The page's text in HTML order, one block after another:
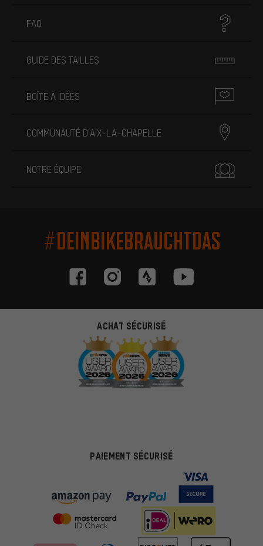
FAQ
GUIDE DES TAILLES
BOÎTE À IDÉES
COMMUNAUTÉ D'AIX-LA-CHAPELLE
NOTRE ÉQUIPE
#DEINBIKEBRAUCHTDAS
ACHAT SÉCURISÉ
PAIEMENT SÉCURISÉ